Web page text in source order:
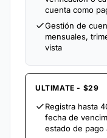
cuenta como
Gestión de
mensuales,
vista
ULTIMATE - $29
Registra hasta
fecha de
estado de pago